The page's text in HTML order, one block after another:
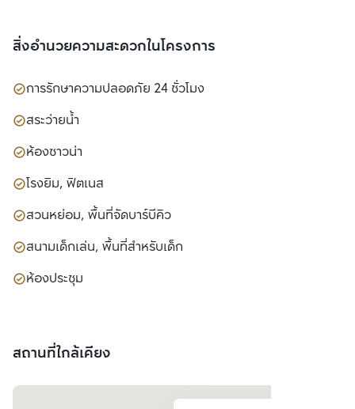
สิ่งอำนวยความสะดวกในโครงการ
การรักษาความปลอดภัย 24 ชั่วโมง
สระว่ายน้ำ
ห้องซาวน่า
โรงยิม, ฟิตเนส
สวนหย่อม, พื้นที่จัดบาร์บีคิว
สนามเด็กเล่น, พื้นที่สำหรับเด็ก
ห้องประชุม
สถานที่ใกล้เคียง